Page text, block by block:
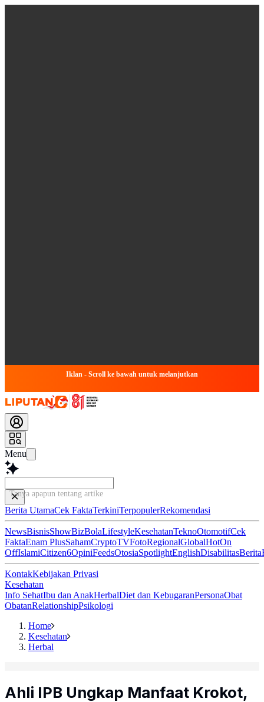
Iklan - Scroll ke bawah untuk melanjutkan
Menu
Tanya apapun tentang artikel ini...
Berita UtamaCek FaktaTerkiniTerpopulerRekomendasi
NewsBisnisShowBizBolaLifestyleKesehatanTeknoOtomotifCek
FaktaEnam PlusSahamCryptoTVFotoRegionalGlobalHotOn
OffIslamiCitizen6OpiniFeedsOtosiaSpotlightEnglishDisabilitasBerita
KontakKebijakan Privasi
Kesehatan
Info SehatIbu dan AnakHerbalDiet dan KebugaranPersonaObat
ObatanRelationshipPsikologi
Home
Kesehatan
Herbal
Ahli IPB Ungkap Manfaat Krokot,